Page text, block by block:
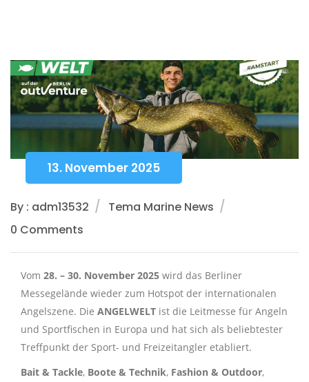
13. November 2025
By : adm13532
Tema Marine News
0 Comments
Vom 28. – 30. November 2025 wird das Berliner
Messegelände wieder zum Hotspot der internationalen
Angelszene. Die ANGELWELT ist die Leitmesse für Angeln
und Sportfischen in Europa und hat sich als beliebtester
Treffpunkt der Sport- und Freizeitangler etabliert.
Bait & Tackle, Boote & Technik, Fashion & Outdoor,